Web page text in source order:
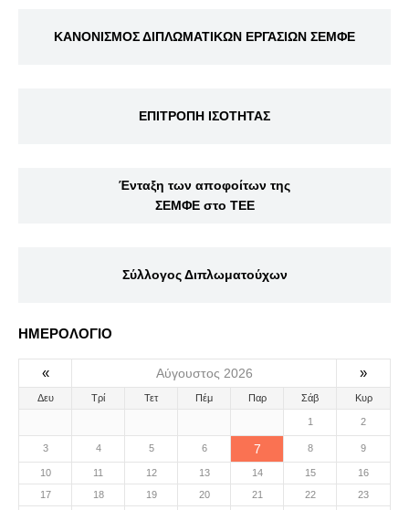
ΚΑΝΟΝΙΣΜΟΣ ΔΙΠΛΩΜΑΤΙΚΩΝ ΕΡΓΑΣΙΩΝ ΣΕΜΦΕ
ΕΠΙΤΡΟΠΗ ΙΣΟΤΗΤΑΣ
Ένταξη των αποφοίτων της
ΣΕΜΦΕ στο ΤΕΕ
Σύλλογος Διπλωματούχων
ΗΜΕΡΟΛΟΓΙΟ
« Αύγουστος 2026 »
Δευ Τρί Τετ Πέμ Παρ Σάβ Κυρ
1 2
3 4 5 6 7 8 9
10 11 12 13 14 15
16
17
18 19 20 21 22
23